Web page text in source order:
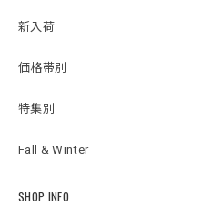
新入荷
価格帯別
特集別
Fall & Winter
SHOP INFO